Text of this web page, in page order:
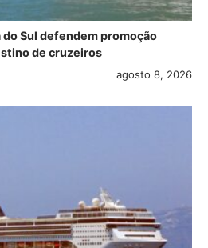
do Sul defendem promoção
de cruzeiros
agosto 8, 2026